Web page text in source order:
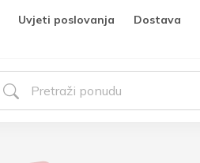
Uvjeti poslovanja Dostava